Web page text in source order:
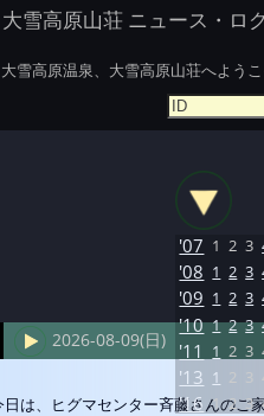
大雪高原山荘 ニュース・ロ
大雪高原温泉、大雪高原山荘へようこ
2026-08-09(日)
日は、ヒグマセンター斉藤さんのご
'07 1 2 3
'08 1 2 3
'09 1 2 3
'10 1 2 3
'11 1 2 3
'13 1 2 3
'16 1 2 3